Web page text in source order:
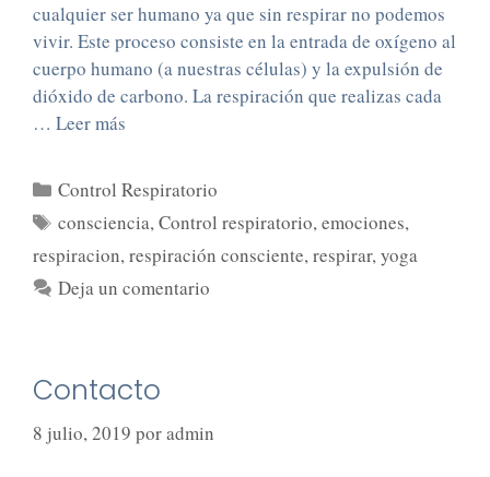
cualquier ser humano ya que sin respirar no podemos
vivir. Este proceso consiste en la entrada de oxígeno al
cuerpo humano (a nuestras células) y la expulsión de
dióxido de carbono. La respiración que realizas cada
… Leer más
Control Respiratorio
consciencia,Control respiratorio,emociones,
respiracion,respiración consciente,respirar,yoga
Deja un comentario
Contacto
8 julio, 2019 poradmin